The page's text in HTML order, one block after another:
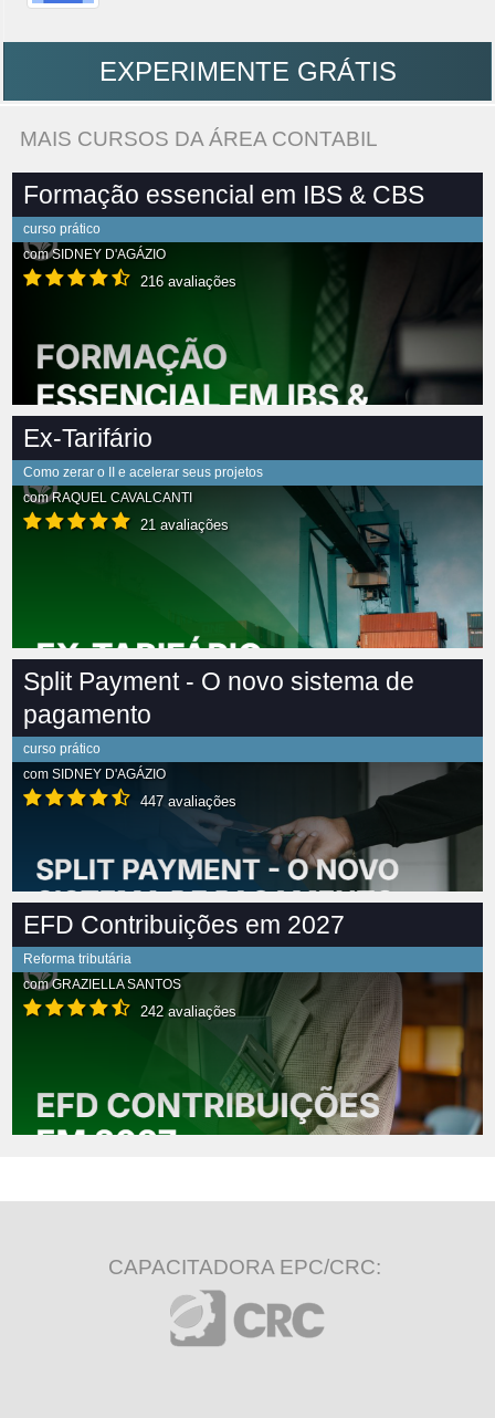
EXPERIMENTE GRÁTIS
MAIS CURSOS DA ÁREA CONTABIL
Formação essencial em IBS & CBS
curso prático
comSIDNEY D'AGÁZIO
216 avaliações
Ex-Tarifário
Como zerar o II e acelerar seus projetos
comRAQUEL CAVALCANTI
21 avaliações
Split Payment - O novo sistema de
pagamento
curso prático
com SIDNEY D'AGÁZIO
447 avaliações
EFD Contribuições em 2027
Reforma tributária
comGRAZIELLA SANTOS
242 avaliações
CAPACITADORA EPC/CRC: